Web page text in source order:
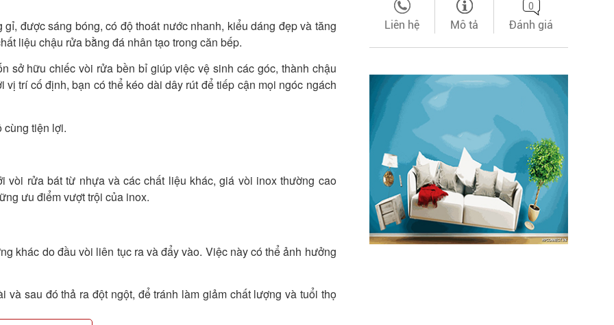
được sáng bóng, có độ thoát nước nhanh, kiểu dáng đẹp và tăng
liệu chậu rửa bằng đá nhân tạo trong căn bếp.
sở hữu chiếc vòi rửa bền bỉ giúp việc vệ sinh các góc, thành chậu
trí cố định, bạn có thể kéo dài dây rút để tiếp cận mọi ngóc ngách
cùng tiện lợi.
vòi rửa bát từ nhựa và các chất liệu khác, giá vòi inox thường cao
ưu điểm vượt trội của inox.
khác do đầu vòi liên tục ra và đẩy vào. Việc này có thể ảnh hưởng
và sau đó thả ra đột ngột, để tránh làm giảm chất lượng và tuổi thọ
Liên hệ Mô tả
0
Đánh giá